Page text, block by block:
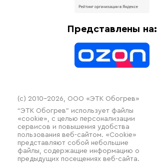
Отопительное оборудование
Представлены на:
(c) 2010–2026, ООО «ЭТК Обогрев»
“ЭТК Обогрев” использует файлы
«cookie», с целью персонализации
сервисов и повышения удобства
пользования веб-сайтом. «Cookie»
представляют собой небольшие
файлы, содержащие информацию о
предыдущих посещениях веб-сайта.